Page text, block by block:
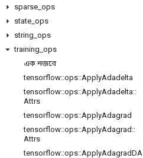
sparse ops
state ops
string ops
training ops
এক নজরে
tensorflow::ops::ApplyAdadelta
tensorflow::ops::ApplyAdadelta::
Attrs
tensorflow::ops::ApplyAdagrad
tensorflow::ops::ApplyAdagrad ::
Attrs
tensorflow::ops::ApplyAdagradDA